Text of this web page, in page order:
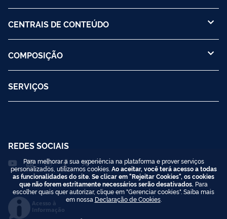
CENTRAIS DE CONTEÚDO
COMPOSIÇÃO
SERVIÇOS
REDES SOCIAIS
Acesso à
Informação
Para melhorar a sua experiência na plataforma e prover serviços
personalizados, utilizamos cookies. Ao aceitar, você terá acesso a todas
as funcionalidades do site. Se clicar em "Rejeitar Cookies", os cookies
que não forem estritamente necessários serão desativados. Para
escolher quais quer autorizar, clique em "Gerenciar cookies". Saiba mais
em nossa Declaração de Cookies.